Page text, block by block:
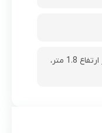
دمای عملیاتی : 50 ~ 5 درجه سانتی گراد، شدت جریان : 900 میلی آمپر، مقاوم در برابر پاشش آب دارای استاندارد (IPX8)، مقاوم در برابر ضربه از ارتفاع 1.8 متر،